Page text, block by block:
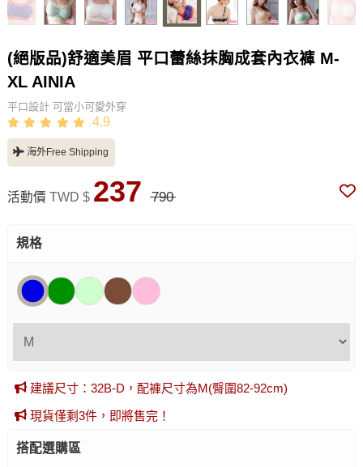
(絕版品)舒適美眉 平口蕾絲抹胸成套內衣褲 M-
XL AINIA
平口設計 可當小可愛外穿
4.9
海外Free Shipping
活動價 TWD $ 237 790
規格
建議尺寸：32B-D，配褲尺寸為M(臀圍82-92cm)
現貨僅剩3件，即將售完！
搭配選購區